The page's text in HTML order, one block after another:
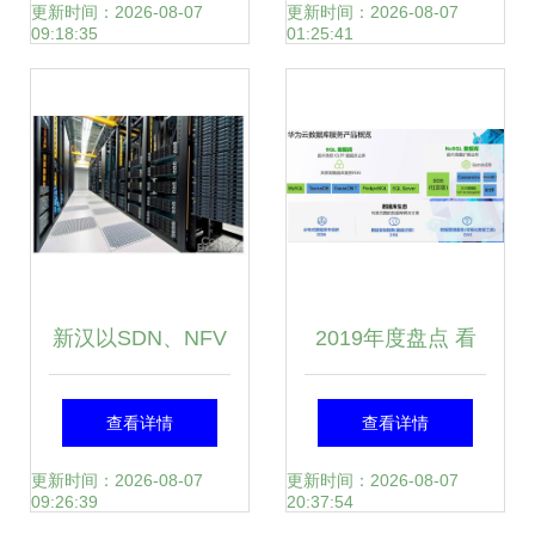
务探秘
更新时间：2026-08-07
09:18:35
控制原理——数据
更新时间：2026-08-07
01:25:41
新汉以SDN、NFV
为基石，构建以客
户为本的弹性电信
查看详情
更新时间：2026-08-07
09:26:39
2019年度盘点 看
华为云数据库如何
实现飞跃式发展
查看详情
更新时间：2026-08-07
20:37:54